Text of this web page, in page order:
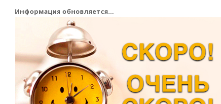
Информация обновляется...